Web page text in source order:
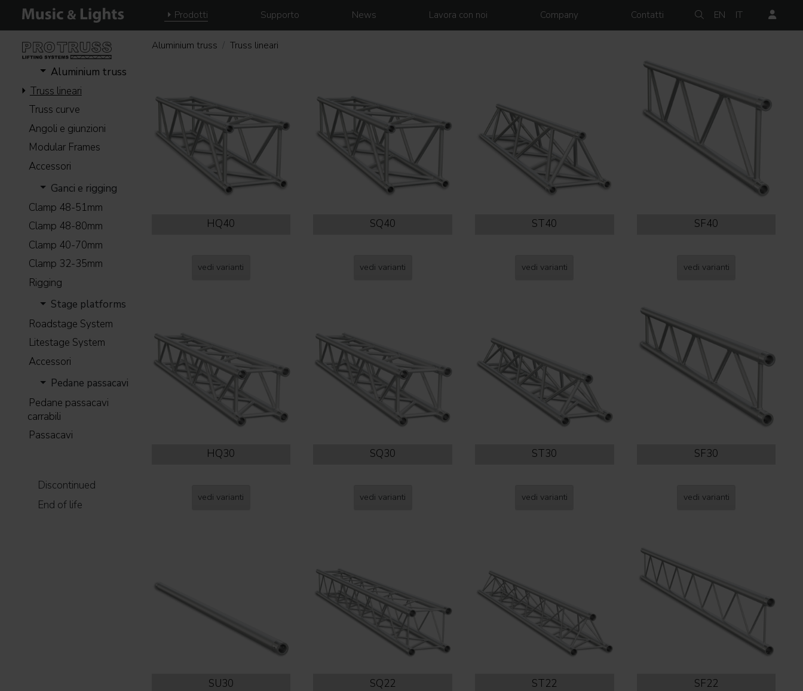
Prodotti Supporto News Lavora con noi Company Contatti EN IT
Aluminium truss
Truss lineari
Truss curve
Angoli e giunzioni
Modular Frames
Accessori
Ganci e rigging
Clamp 48-51mm
Clamp 48-80mm
Clamp 40-70mm
Clamp 32-35mm
Rigging
Stage platforms
Roadstage System
Litestage System
Accessori
Pedane passacavi
Pedane passacavi
carrabili
Passacavi
Discontinued
End of life
Aluminium truss Truss lineari
HQ40
vedi varianti
SQ40
vedi varianti
ST40
vedi varianti
SF40
vedi varianti
HQ30
vedi varianti
SQ30
vedi varianti
ST30
vedi varianti
SF30
vedi varianti
SU30 SQ22 ST22 SF22